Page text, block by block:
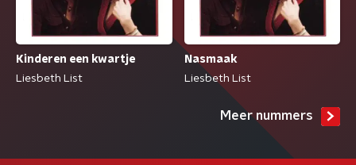
Kinderen een kwartje
Liesbeth List
Nasmaak
Liesbeth List
Meer nummers